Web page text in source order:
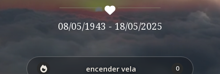
08/05/1943 - 18/05/2025
encender vela 0